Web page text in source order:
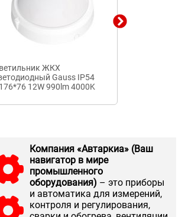
ЖКХ
Gauss IP54
12W 990lm 4000K
Компания «Автаркиа» (Ваш
навигатор в мире
промышленного
оборудования) – это приборы
и автоматика для измерений,
контроля и регулирования,